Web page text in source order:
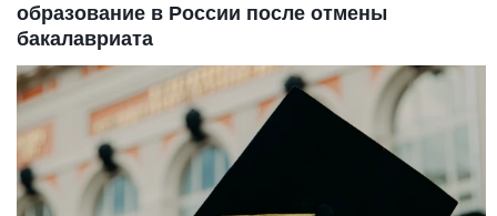
образование в России после отмены
бакалавриата